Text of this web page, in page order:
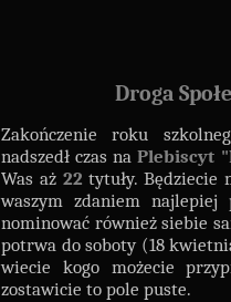
Droga
Zakończenie roku
nadszedł czas naPlebiscyt
Was aż 22 tytuły. Będziecie
waszym zdaniem najlepiej
nominować również siebie
potrwa do soboty (18
wiecie kogo możecie
zostawicie to pole puste.